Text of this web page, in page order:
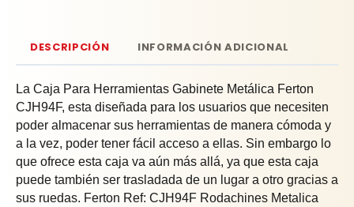
DESCRIPCIÓN INFORMACIÓN ADICIONAL
La Caja Para Herramientas Gabinete Metálica Ferton
CJH94F, esta diseñada para los usuarios que necesiten
poder almacenar sus herramientas de manera cómoda y
a la vez, poder tener fácil acceso a ellas. Sin embargo lo
que ofrece esta caja va aún más allá, ya que esta caja
puede también ser trasladada de un lugar a otro gracias a
sus ruedas. Ferton Ref: CJH94F Rodachines Metalica